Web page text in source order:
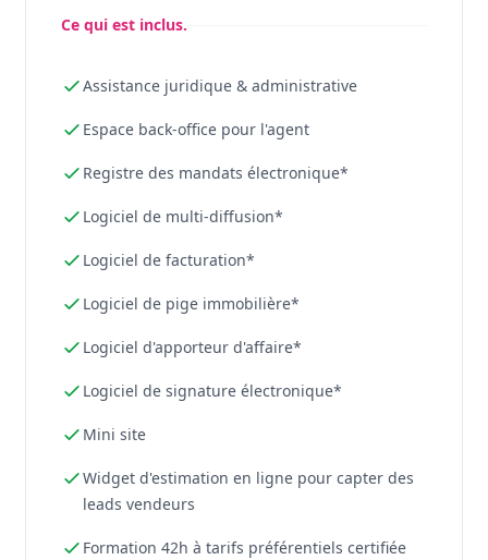
Ce qui est inclus.
Assistance juridique & administrative
Espace back-office pour l'agent
Registre des mandats électronique*
Logiciel de multi-diffusion*
Logiciel de facturation*
Logiciel de pige immobilière*
Logiciel d'apporteur d'affaire*
Logiciel de signature électronique*
Mini site
Widget d'estimation en ligne pour capter des
leads vendeurs
Formation 42h à tarifs préférentiels certifiée